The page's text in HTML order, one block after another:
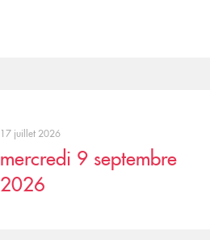
17 juillet 2026
mercredi 9 septembre
2026